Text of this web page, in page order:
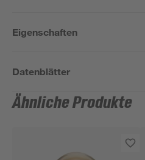
Eigenschaften
Datenblätter
Ähnliche Produkte